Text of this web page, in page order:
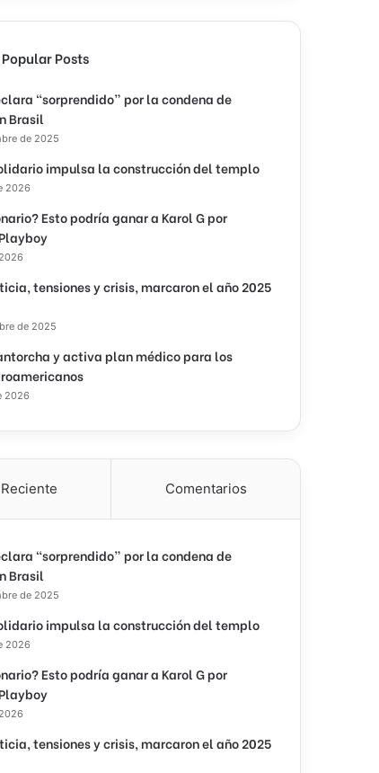
Popular Posts
“sorprendido” por la condena de
Brasil
de 2025
impulsa la construcción del templo
2026
Esto podría ganar a Karol G por
tensiones y crisis, marcaron el año 2025
de 2025
y activa plan médico para los
2026
Reciente Comentarios
“sorprendido” por la condena de
Brasil
de 2025
impulsa la construcción del templo
2026
Esto podría ganar a Karol G por
tensiones y crisis, marcaron el año 2025